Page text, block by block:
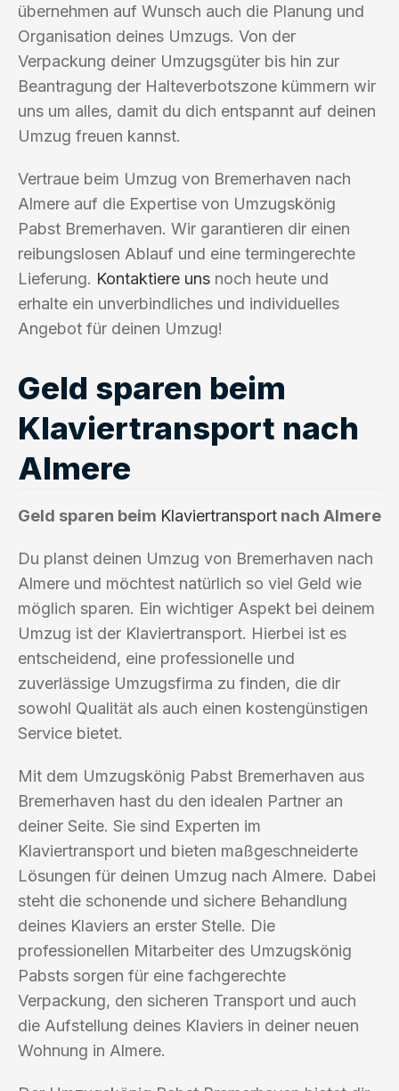
übernehmen auf Wunsch auch die Planung und
Organisation deines Umzugs. Von der
Verpackung deiner Umzugsgüter bis hin zur
Beantragung der Halteverbotszone kümmern wir
uns um alles, damit du dich entspannt auf deinen
Umzug freuen kannst.
Vertraue beim Umzug von Bremerhaven nach
Almere auf die Expertise von Umzugskönig
Pabst Bremerhaven. Wir garantieren dir einen
reibungslosen Ablauf und eine termingerechte
Lieferung. Kontaktiere uns noch heute und
erhalte ein unverbindliches und individuelles
Angebot für deinen Umzug!
Geld sparen beim
Klaviertransport nach
Almere
Geld sparen beim Klaviertransport nach Almere
Du planst deinen Umzug von Bremerhaven nach
Almere und möchtest natürlich so viel Geld wie
möglich sparen. Ein wichtiger Aspekt bei deinem
Umzug ist der Klaviertransport. Hierbei ist es
entscheidend, eine professionelle und
zuverlässige Umzugsfirma zu finden, die dir
sowohl Qualität als auch einen kostengünstigen
Service bietet.
Mit dem Umzugskönig Pabst Bremerhaven aus
Bremerhaven hast du den idealen Partner an
deiner Seite. Sie sind Experten im
Klaviertransport und bieten maßgeschneiderte
Lösungen für deinen Umzug nach Almere. Dabei
steht die schonende und sichere Behandlung
deines Klaviers an erster Stelle. Die
professionellen Mitarbeiter des Umzugskönig
Pabsts sorgen für eine fachgerechte
Verpackung, den sicheren Transport und auch
die Aufstellung deines Klaviers in deiner neuen
Wohnung in Almere.